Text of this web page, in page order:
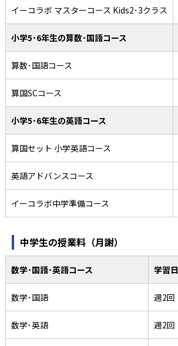
イーコラボ マスターコース Kids2･3クラス
小学5･6年生の算数･国語コース
算数･国語コース
算国SCコース
小学5･6年生の英語コース
算国セット 小学英語コース
英語アドバンスコース
イーコラボ中学準備コース
中学生の授業料（月謝）
数学･国語･英語コース 学習日
数学･国語 週2回
数学･英語 週2回